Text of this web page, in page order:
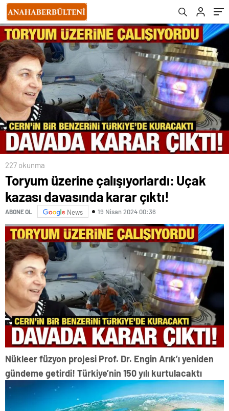
227 okunma
Toryum üzerine çalışıyorlardı: Uçak
kazası davasında karar çıktı!
ABONE OL News 19 Nisan 2024 00:36
Nükleer füzyon projesi Prof. Dr. Engin Arık’ı yeniden
gündeme getirdi! Türkiye’nin 150 yılı kurtulacaktı